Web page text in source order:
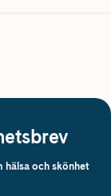
hälsa och skönhet